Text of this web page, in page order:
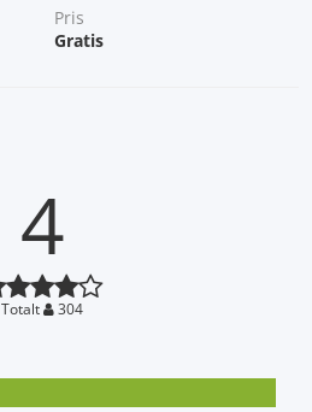
Pris
Gratis
4
Totalt 304